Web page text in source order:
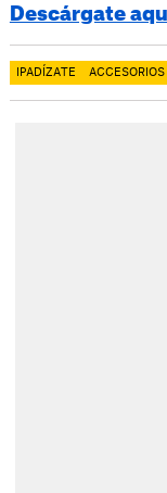
Descárgate
IPADÍZATE ACCESORIOS